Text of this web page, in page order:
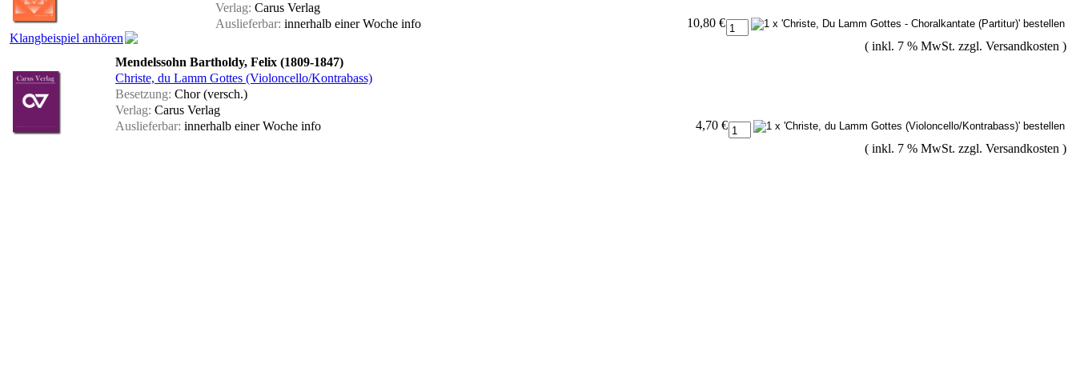
Klangbeispiel anhören
Verlag: Carus Verlag
Auslieferbar: innerhalb einer Woche info
10,80 €
( inkl. 7 % MwSt. zzgl. Versandkosten )
Mendelssohn Bartholdy, Felix (1809-1847)
Christe, du Lamm Gottes (Violoncello/Kontrabass)
Besetzung: Chor (versch.)
Verlag: Carus Verlag
Auslieferbar: innerhalb einer Woche info
4,70 €
( inkl. 7 % MwSt. zzgl. Versandkosten )